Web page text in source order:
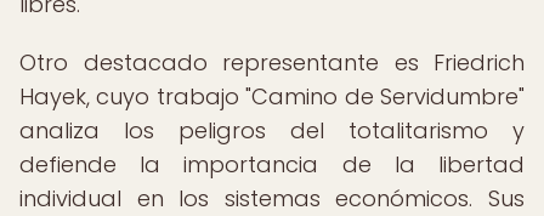
Otro destacado representante es Friedrich
Hayek, cuyo trabajo "Camino de Servidumbre"
analiza los peligros del totalitarismo y
defiende la importancia de la libertad
individual en los sistemas económicos. Sus